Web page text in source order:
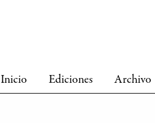
Inicio Ediciones Archivo